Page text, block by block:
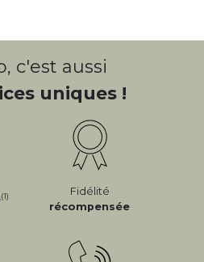
c'est aussi
uniques !
(1)
Fidélité
récompensée